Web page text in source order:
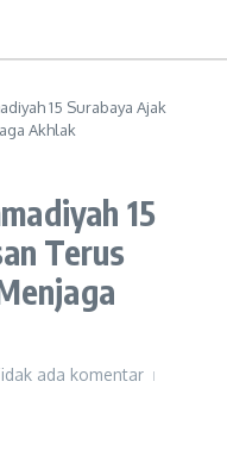
15 Surabaya Ajak
Akhlak
15
Terus
ada komentar